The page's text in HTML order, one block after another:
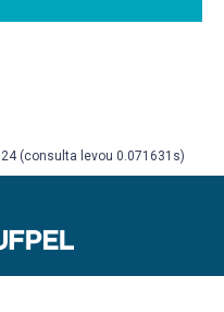
(consulta levou 0.071631s)